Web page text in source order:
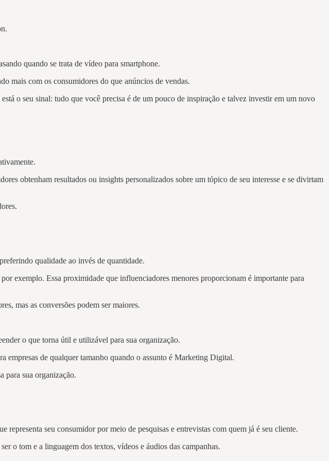
quando se trata de vídeo para smartphone.
mais com os consumidores do que anúncios de vendas.
o seu sinal: tudo que você precisa é de um pouco de inspiração e talvez investir em um novo
obtenham resultados ou insights personalizados sobre um tópico de seu interesse e se divirtam
qualidade ao invés de quantidade.
exemplo. Essa proximidade que influenciadores menores proporcionam é importante para
mas as conversões podem ser maiores.
o que torna útil e utilizável para sua organização.
empresas de qualquer tamanho quando o assunto é Marketing Digital.
para sua organização.
seu consumidor por meio de pesquisas e entrevistas com quem já é seu cliente.
o tom e a linguagem dos textos, vídeos e áudios das campanhas.